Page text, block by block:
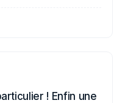
! Enfin une